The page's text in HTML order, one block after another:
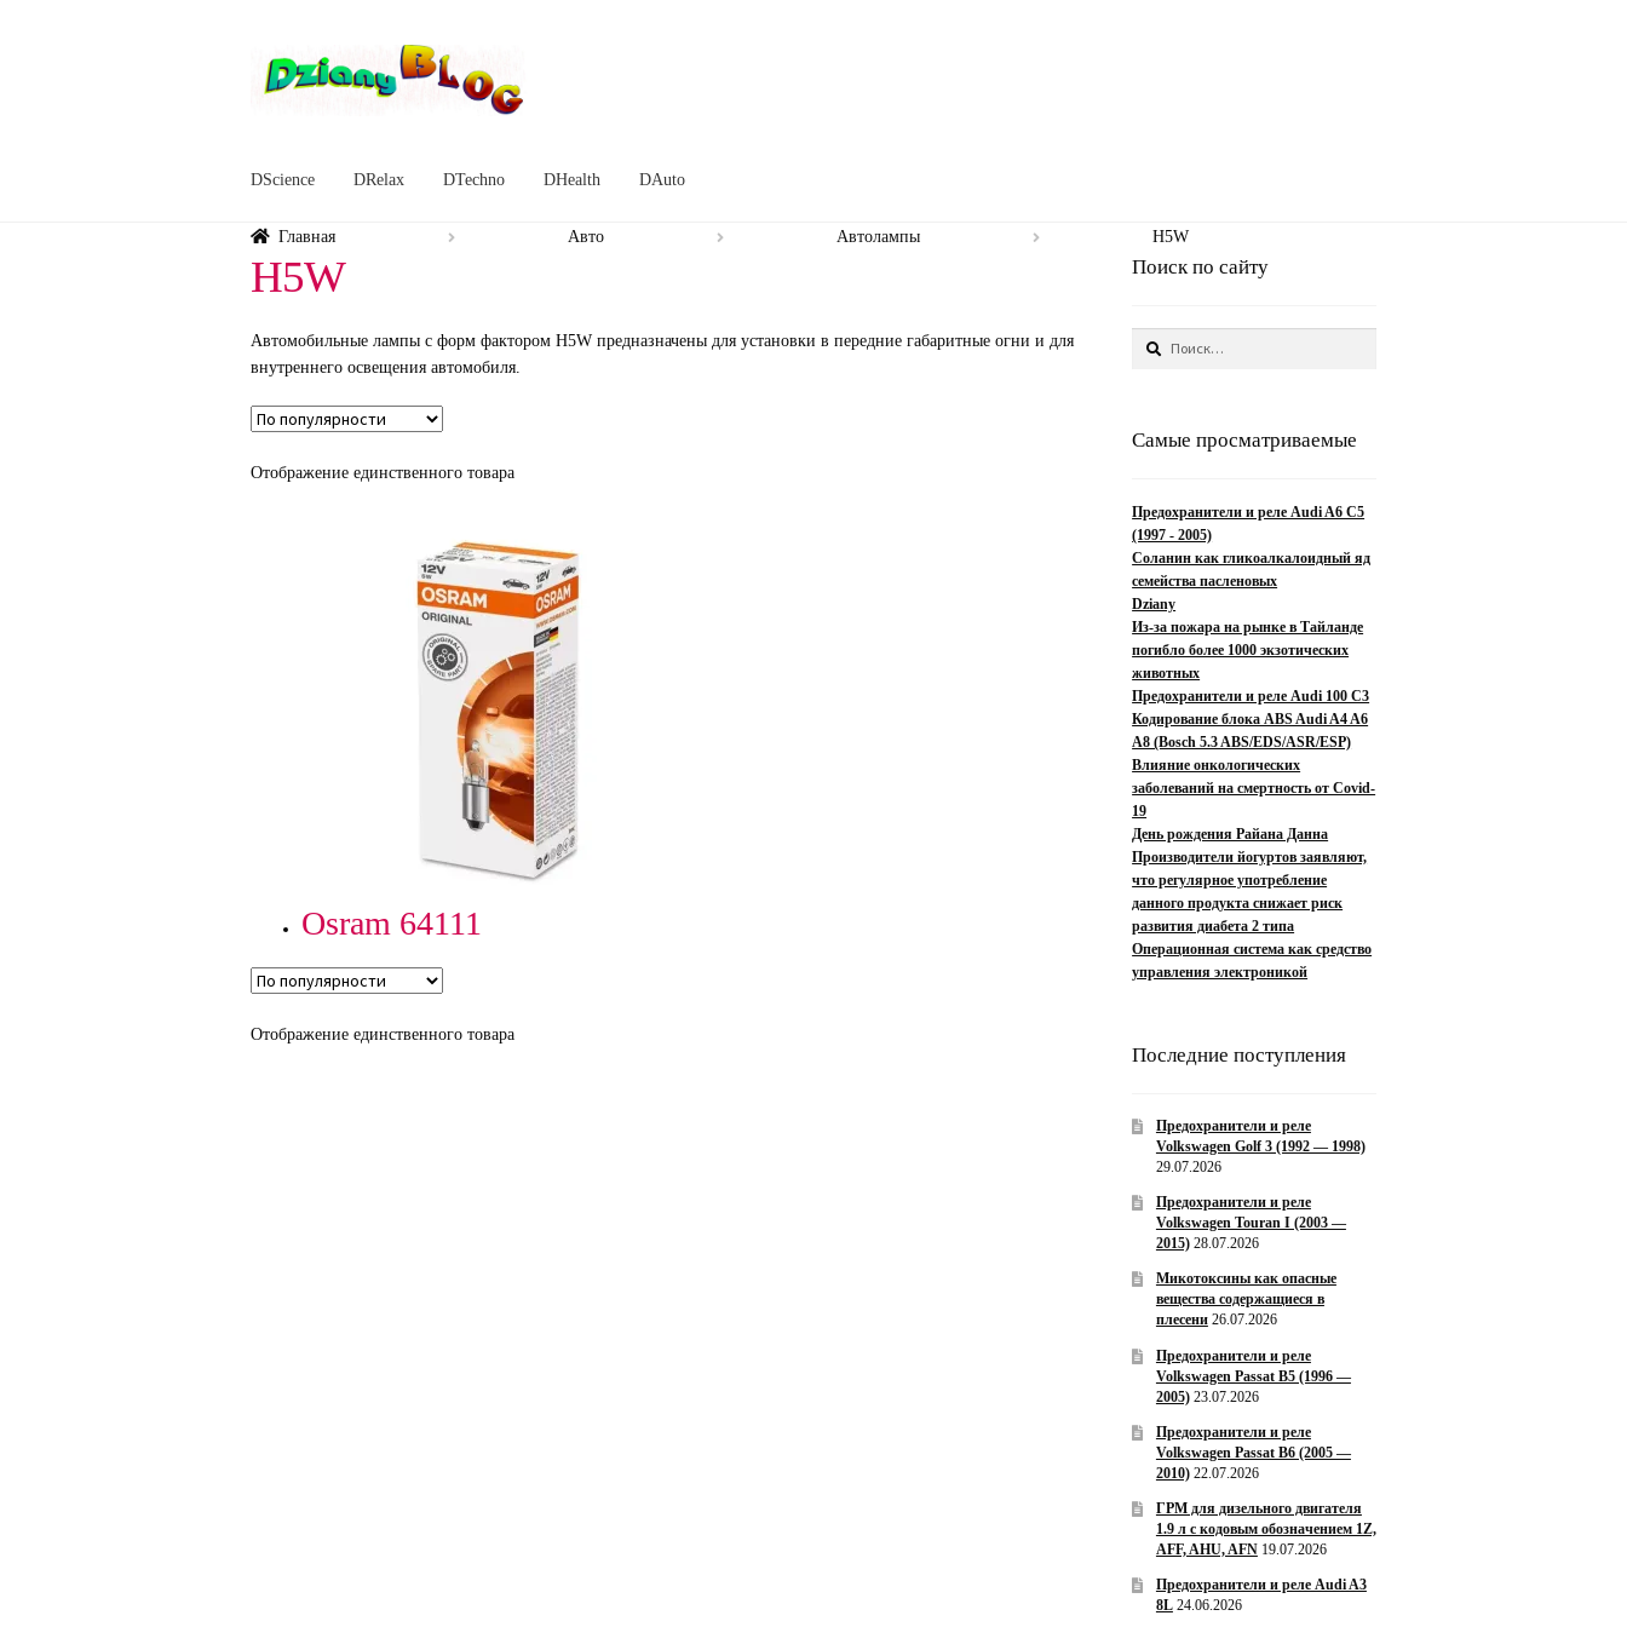
Перейти
Перейти
DScience DRelax DTechno DHealth DAuto
Главная Авто Автолампы H5W
H5W
Автомобильные лампы с форм фактором H5W предназначены для установки в передние габаритные огни и для
внутреннего освещения автомобиля.
Отображение единственного товара
Osram 64111
Отображение единственного товара
Поиск по сайту
Самые просматриваемые
Предохранители и реле Audi A6 C5
(1997 - 2005)
Соланин как гликоалкалоидный яд
семейства пасленовых
Dziany
Из-за пожара на рынке в Тайланде
погибло более 1000 экзотических
животных
Предохранители и реле Audi 100 C3
Кодирование блока ABS Audi A4 A6
A8 (Bosch 5.3 ABS/EDS/ASR/ESP)
Влияние онкологических
заболеваний на смертность от Covid-
19
День рождения Райана Данна
Производители йогуртов заявляют,
что регулярное употребление
данного продукта снижает риск
развития диабета 2 типа
Операционная система как средство
управления электроникой
Последние поступления
Предохранители и реле
Volkswagen Golf 3 (1992 — 1998)
29.07.2026
Предохранители и реле
Volkswagen Touran I (2003 —
2015) 28.07.2026
Микотоксины как опасные
вещества содержащиеся в
плесени 26.07.2026
Предохранители и реле
Volkswagen Passat B5 (1996 —
2005) 23.07.2026
Предохранители и реле
Volkswagen Passat B6 (2005 —
2010) 22.07.2026
ГРМ для дизельного двигателя
1.9 л с кодовым обозначением 1Z,
AFF, AHU, AFN 19.07.2026
Предохранители и реле Audi A3
8L 24.06.2026